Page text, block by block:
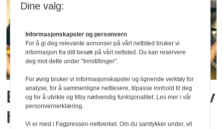
Elektronikk med en smak av
humle
Dine valg:
Informasjonskapsler og personvern
For å gi deg relevante annonser på vårt nettsted bruker vi
informasjon fra ditt besøk på vårt nettsted. Du kan reservere
deg mot dette under "Innstillinger".
For øvrig bruker vi informasjonskapsler og lignende verktøy for
analyse, for å sammenligne nettlesere, tilpasse innhold til deg
og for å utvikle og tilby nødvendig funksjonalitet. Les mer i vår
personvernerklæring.
Vi er med i Fagpressen-nettverket. Om du samtykker under, vil